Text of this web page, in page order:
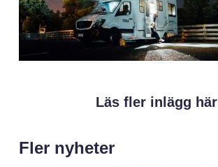
Läs fler inlägg här
Fler nyheter